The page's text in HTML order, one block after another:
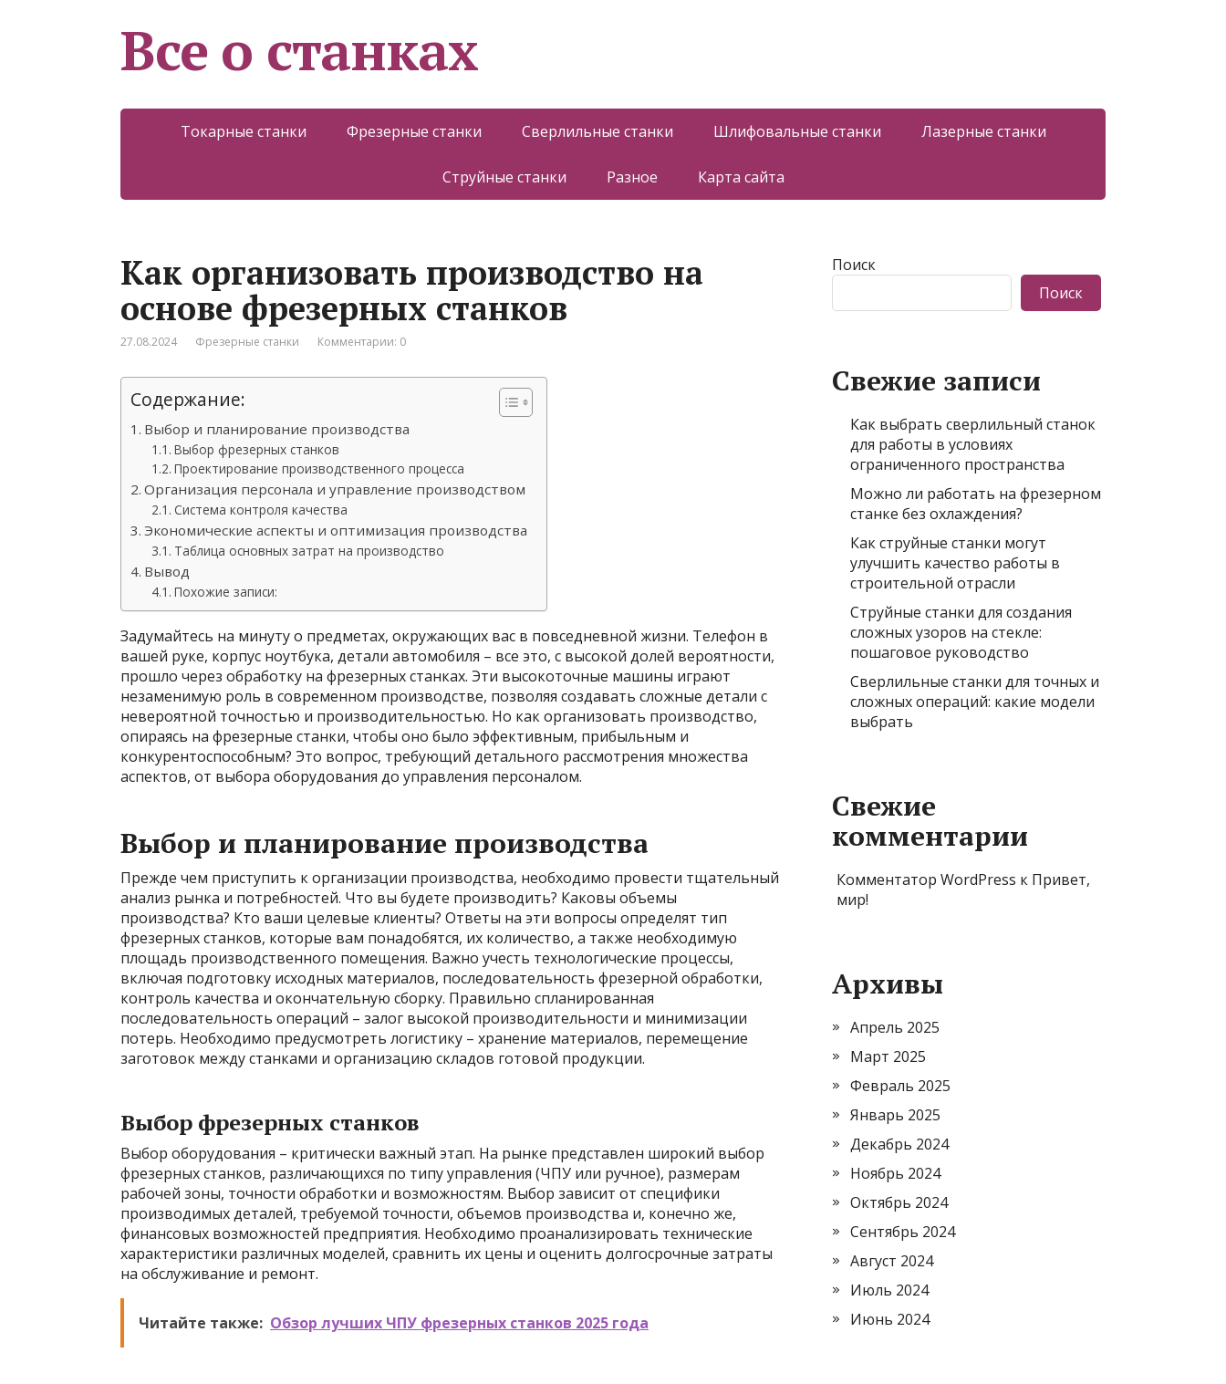
Все о станках
Токарные станки Фрезерные станки Сверлильные станки Шлифовальные станки Лазерные станки
Струйные станки Разное Карта сайта
Как организовать производство на
основе фрезерных станков
27.08.2024 Фрезерные станки Комментарии: 0
Содержание:
Выбор и планирование производства
Выбор фрезерных станков
Проектирование производственного процесса
Организация персонала и управление производством
Система контроля качества
Экономические аспекты и оптимизация производства
Таблица основных затрат на производство
Вывод
Похожие записи:
Задумайтесь на минуту о предметах, окружающих вас в повседневной жизни. Телефон в
вашей руке, корпус ноутбука, детали автомобиля – все это, с высокой долей вероятности,
прошло через обработку на фрезерных станках. Эти высокоточные машины играют
незаменимую роль в современном производстве, позволяя создавать сложные детали с
невероятной точностью и производительностью. Но как организовать производство,
опираясь на фрезерные станки, чтобы оно было эффективным, прибыльным и
конкурентоспособным? Это вопрос, требующий детального рассмотрения множества
аспектов, от выбора оборудования до управления персоналом.
Выбор и планирование производства
Прежде чем приступить к организации производства, необходимо провести тщательный
анализ рынка и потребностей. Что вы будете производить? Каковы объемы
производства? Кто ваши целевые клиенты? Ответы на эти вопросы определят тип
фрезерных станков, которые вам понадобятся, их количество, а также необходимую
площадь производственного помещения. Важно учесть технологические процессы,
включая подготовку исходных материалов, последовательность фрезерной обработки,
контроль качества и окончательную сборку. Правильно спланированная
последовательность операций – залог высокой производительности и минимизации
потерь. Необходимо предусмотреть логистику – хранение материалов, перемещение
заготовок между станками и организацию складов готовой продукции.
Выбор фрезерных станков
Выбор оборудования – критически важный этап. На рынке представлен широкий выбор
фрезерных станков, различающихся по типу управления (ЧПУ или ручное), размерам
рабочей зоны, точности обработки и возможностям. Выбор зависит от специфики
производимых деталей, требуемой точности, объемов производства и, конечно же,
финансовых возможностей предприятия. Необходимо проанализировать технические
характеристики различных моделей, сравнить их цены и оценить долгосрочные затраты
на обслуживание и ремонт.
Читайте также: Обзор лучших ЧПУ фрезерных станков 2025 года
Поиск
Поиск
Свежие записи
Как выбрать сверлильный станок
для работы в условиях
ограниченного пространства
Можно ли работать на фрезерном
станке без охлаждения?
Как струйные станки могут
улучшить качество работы в
строительной отрасли
Струйные станки для создания
сложных узоров на стекле:
пошаговое руководство
Сверлильные станки для точных и
сложных операций: какие модели
выбрать
Свежие
комментарии
Комментатор WordPress к Привет,
мир!
Архивы
Апрель 2025
Март 2025
Февраль 2025
Январь 2025
Декабрь 2024
Ноябрь 2024
Октябрь 2024
Сентябрь 2024
Август 2024
Июль 2024
Июнь 2024